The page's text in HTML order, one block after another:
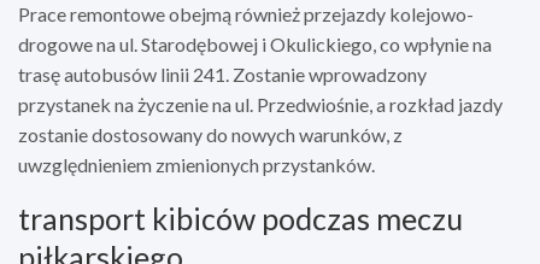
Prace remontowe obejmą również przejazdy kolejowo-
drogowe na ul. Starodębowej i Okulickiego, co wpłynie na
trasę autobusów linii 241. Zostanie wprowadzony
przystanek na życzenie na ul. Przedwiośnie, a rozkład jazdy
zostanie dostosowany do nowych warunków, z
uwzględnieniem zmienionych przystanków.
transport kibiców podczas meczu
piłkarskiego